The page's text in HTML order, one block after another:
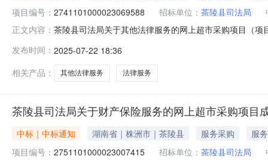
项目编号： 2741101000023069588 招标单位： 茶陵县司法局
正文内容： 茶陵县司法局关于其他法律服务的网上超市采购项目（
株洲市茶陵县报价起止时间:-二、采购单位信息采购单位
发布时间： 2025-07-22 18:36
相关产品：
其他法律服务 法律服务
茶陵县司法局关于财产保险服务的网上超市采购项目
中标｜中标通知 湖南省｜株洲市｜茶陵县 服务采购
服务
项目编号： 2751101000023007415 招标单位： 茶陵县司法局